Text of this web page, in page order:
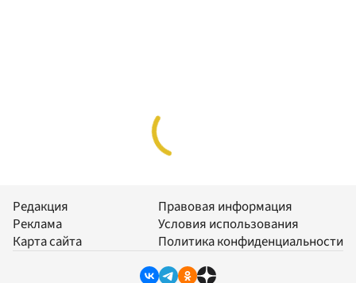
Редакция
Реклама
Карта сайта
Правовая информация
Условия использования
Политика конфиденциальности